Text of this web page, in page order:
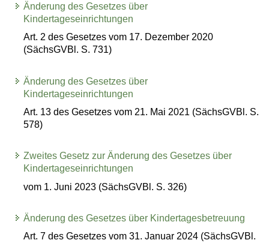
Änderung des Gesetzes über
Kindertageseinrichtungen
Art. 2 des Gesetzes vom 17. Dezember 2020
(SächsGVBl. S. 731)
Änderung des Gesetzes über
Kindertageseinrichtungen
Art. 13 des Gesetzes vom 21. Mai 2021 (SächsGVBl. S.
578)
Zweites Gesetz zur Änderung des Gesetzes über
Kindertageseinrichtungen
vom 1. Juni 2023 (SächsGVBl. S. 326)
Änderung des Gesetzes über Kindertagesbetreuung
Art. 7 des Gesetzes vom 31. Januar 2024 (SächsGVBl.